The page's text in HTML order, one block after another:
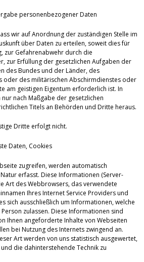
personenbezogener Daten
wir auf Anordnung der zuständigen Stelle im
über Daten zu erteilen, soweit dies für
zur Gefahrenabwehr durch die
zur Erfüllung der gesetzlichen Aufgaben der
des Bundes und der Länder, des
oder des militärischen Abschirmdienstes oder
am geistigen Eigentum erforderlich ist. In
nach Maßgabe der gesetzlichen
Titels an Behörden und Dritte heraus.
Dritte erfolgt nicht.
Daten, Cookies
zugreifen, werden automatisch
erfasst. Diese Informationen (Server-
Art des Webbrowsers, das verwendete
Ihres Internet Service Providers und
sich ausschließlich um Informationen, welche
zulassen. Diese Informationen sind
Ihnen angeforderte Inhalte von Webseiten
bei Nutzung des Internets zwingend an.
Art werden von uns statistisch ausgewertet,
die dahinterstehende Technik zu